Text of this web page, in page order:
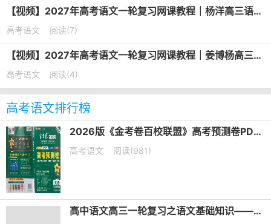
【视频】2027年高考语文一轮复习网课教程｜杨洋高三语文上学期暑假班视频教程
高考语文 阅读(7)
【视频】2027年高考语文一轮复习网课教程｜姜博杨高三语文上学期暑假班视频教程
高考语文 阅读(4)
高考语文排行榜
2026版《金考卷百校联盟》高考预测卷PDF电子版下载
高考语文 阅读(981)
高中语文高三一轮复习之语文基础知识——短语类型+课件（20张PPT）